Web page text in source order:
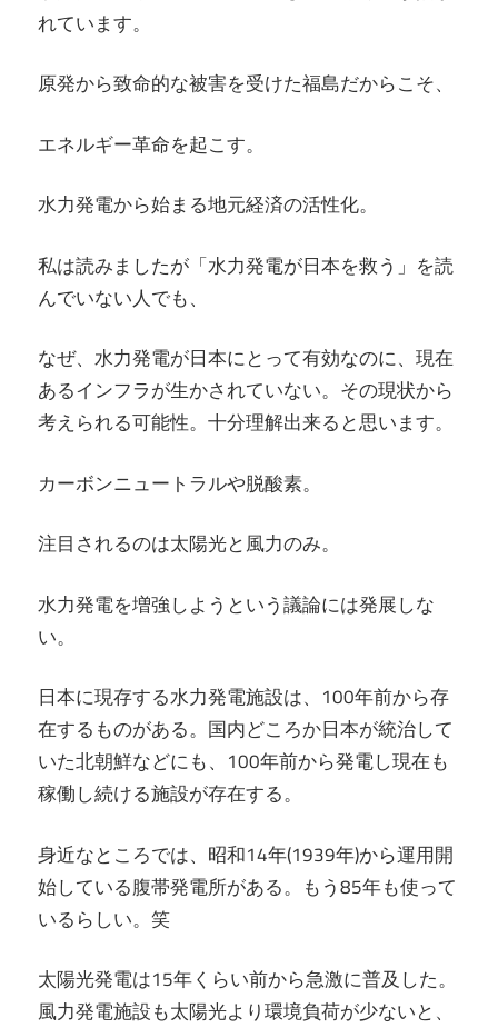
れています。
原発から致命的な被害を受けた福島だからこそ、
エネルギー革命を起こす。
水力発電から始まる地元経済の活性化。
私は読みましたが「水力発電が日本を救う」を読
んでいない人でも、
なぜ、水力発電が日本にとって有効なのに、現在
あるインフラが生かされていない。その現状から
考えられる可能性。十分理解出来ると思います。
カーボンニュートラルや脱酸素。
注目されるのは太陽光と風力のみ。
水力発電を増強しようという議論には発展しな
い。
日本に現存する水力発電施設は、100年前から存
在するものがある。国内どころか日本が統治して
いた北朝鮮などにも、100年前から発電し現在も
稼働し続ける施設が存在する。
身近なところでは、昭和14年(1939年)から運用開
始している腹帯発電所がある。もう85年も使って
いるらしい。笑
太陽光発電は15年くらい前から急激に普及した。
風力発電施設も太陽光より環境負荷が少ないと、